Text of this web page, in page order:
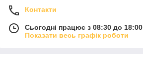
Контакти
Сьогодні працює з 08:30 до 18:00
Показати весь графік роботи